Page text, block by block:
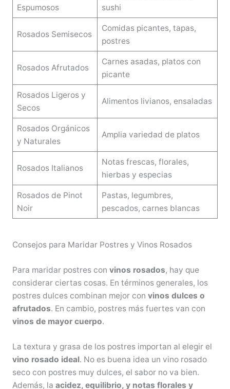
Espumosos
sushi
Rosados Semisecos
Comidas picantes, tapas,
postres
Rosados Afrutados
Carnes asadas, platos con
picante
Rosados Ligeros y
Secos
Alimentos livianos, ensaladas
Rosados Orgánicos
y Naturales
Amplia variedad de platos
Rosados Italianos
Notas frescas, florales,
hierbas y especias
Rosados de Pinot
Noir
Pastas, legumbres,
pescados, carnes blancas
Consejos para Maridar Postres y Vinos Rosados
Para maridar postres con vinos rosados, hay que
considerar ciertas cosas. En términos generales, los
postres dulces combinan mejor con vinos dulces o
afrutados. En cambio, postres más fuertes van con
vinos de mayor cuerpo.
La textura y grasa de los postres importan al elegir el
vino rosado ideal. No es buena idea un vino rosado
seco con postres muy dulces, el sabor no va bien.
Además, la acidez, equilibrio, y notas florales y